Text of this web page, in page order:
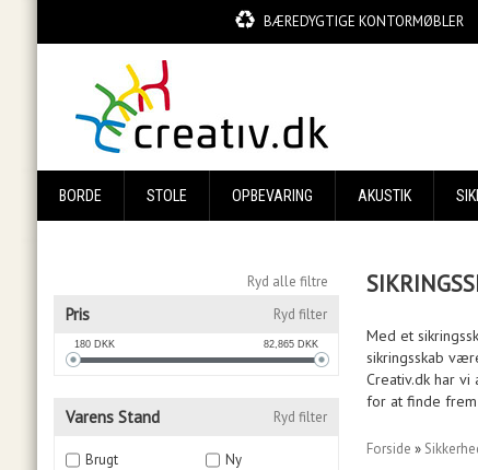
BÆREDYGTIGE KONTORMØBLER
BORDE STOLE OPBEVARING AKUSTIK
Ryd alle filtre
Pris Ryd filter
180DKK 82,865DKK
Varens Stand Ryd filter
Brugt Ny
Med et
sikringsskab
Creativ.dk har
for at finde
Forside »